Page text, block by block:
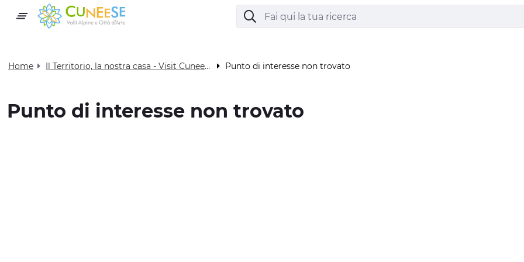
Home Il Territorio, la nostra casa - Visit Cuneese Punto di interesse non trovato
Punto di interesse non trovato